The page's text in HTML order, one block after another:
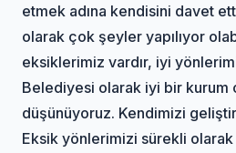
etmek adına kendisini davet
olarak çok şeyler yapılıyor
eksiklerimiz vardır, iyi
Belediyesi olarak iyi bir kurum
düşünüyoruz. Kendimizi
Eksik yönlerimizi sürekli